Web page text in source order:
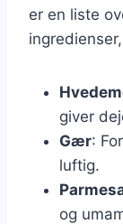
er en liste
giver
Gær:
luftig.
og